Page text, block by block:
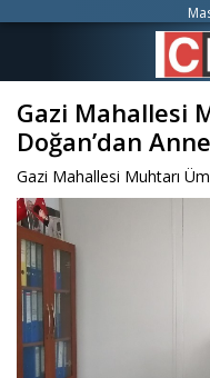
Gazi Mahallesi
Doğan’dan
Gazi Mahallesi Muhtarı